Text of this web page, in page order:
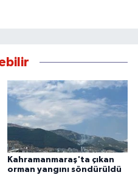
Kahramanmaraş'ta çıkan
orman yangını söndürüldü